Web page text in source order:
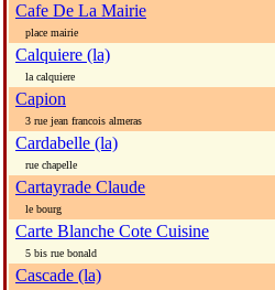
Cafe De La Mairie
place mairie
Calquiere (la)
la calquiere
Capion
3 rue jean francois almeras
Cardabelle (la)
rue chapelle
Cartayrade Claude
le bourg
Carte Blanche Cote Cuisine
5 bis rue bonald
Cascade (la)